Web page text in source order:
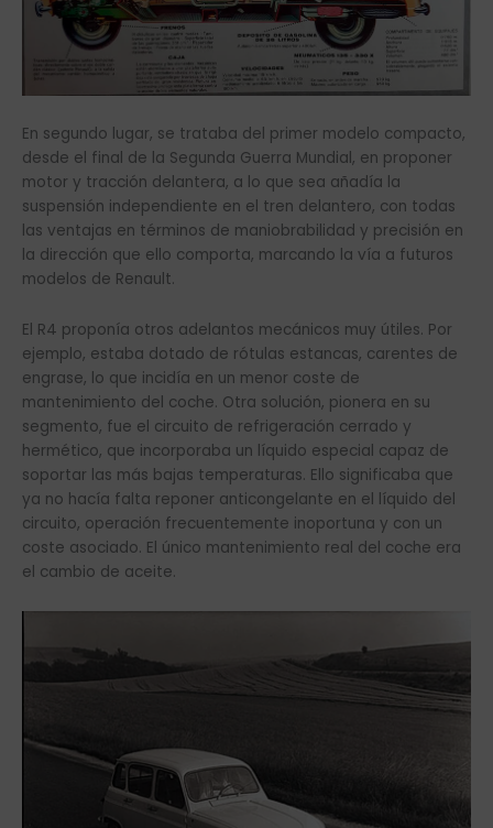
En segundo lugar, se trataba del primer modelo compacto,
desde el final de la Segunda Guerra Mundial, en proponer
motor y tracción delantera, a lo que sea añadía la
suspensión independiente en el tren delantero, con todas
las ventajas en términos de maniobrabilidad y precisión en
la dirección que ello comporta, marcando la vía a futuros
modelos de Renault.
El R4 proponía otros adelantos mecánicos muy útiles. Por
ejemplo, estaba dotado de rótulas estancas, carentes de
engrase, lo que incidía en un menor coste de
mantenimiento del coche. Otra solución, pionera en su
segmento, fue el circuito de refrigeración cerrado y
hermético, que incorporaba un líquido especial capaz de
soportar las más bajas temperaturas. Ello significaba que
ya no hacía falta reponer anticongelante en el líquido del
circuito, operación frecuentemente inoportuna y con un
coste asociado. El único mantenimiento real del coche era
el cambio de aceite.